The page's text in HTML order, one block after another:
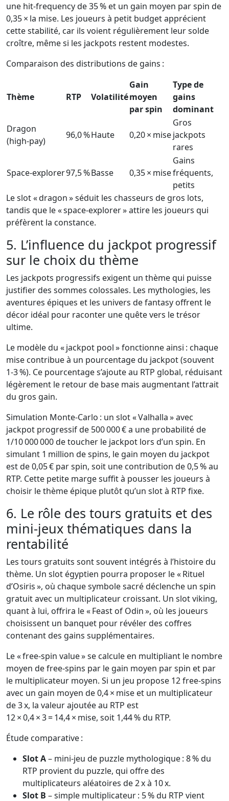
une hit‑frequency de 35 % et un gain moyen par spin de
0,35 × la mise. Les joueurs à petit budget apprécient
cette stabilité, car ils voient régulièrement leur solde
croître, même si les jackpots restent modestes.
Comparaison des distributions de gains :
Thème RTP Volatilité
Gain
moyen
par spin
Type de
gains
dominant
Dragon
(high‑pay)
96,0 %Haute 0,20 × mise
Gros
jackpots
rares
Space‑explorer97,5 %Basse 0,35 × mise
Gains
fréquents,
petits
Le slot « dragon » séduit les chasseurs de gros lots,
tandis que le « space‑explorer » attire les joueurs qui
préfèrent la constance.
5. L’influence du jackpot progressif
sur le choix du thème
Les jackpots progressifs exigent un thème qui puisse
justifier des sommes colossales. Les mythologies, les
aventures épiques et les univers de fantasy offrent le
décor idéal pour raconter une quête vers le trésor
ultime.
Le modèle du « jackpot pool » fonctionne ainsi : chaque
mise contribue à un pourcentage du jackpot (souvent
1‑3 %). Ce pourcentage s’ajoute au RTP global, réduisant
légèrement le retour de base mais augmentant l’attrait
du gros gain.
Simulation Monte‑Carlo : un slot « Valhalla » avec
jackpot progressif de 500 000 € a une probabilité de
1/10 000 000 de toucher le jackpot lors d’un spin. En
simulant 1 million de spins, le gain moyen du jackpot
est de 0,05 € par spin, soit une contribution de 0,5 % au
RTP. Cette petite marge suffit à pousser les joueurs à
choisir le thème épique plutôt qu’un slot à RTP fixe.
6. Le rôle des tours gratuits et des
mini‑jeux thématiques dans la
rentabilité
Les tours gratuits sont souvent intégrés à l’histoire du
thème. Un slot égyptien pourra proposer le « Rituel
d’Osiris », où chaque symbole sacré déclenche un spin
gratuit avec un multiplicateur croissant. Un slot viking,
quant à lui, offrira le « Feast of Odin », où les joueurs
choisissent un banquet pour révéler des coffres
contenant des gains supplémentaires.
Le « free‑spin value » se calcule en multipliant le nombre
moyen de free‑spins par le gain moyen par spin et par
le multiplicateur moyen. Si un jeu propose 12 free‑spins
avec un gain moyen de 0,4 × mise et un multiplicateur
de 3 x, la valeur ajoutée au RTP est
12 × 0,4 × 3 = 14,4 × mise, soit 1,44 % du RTP.
Étude comparative :
Slot A– mini‑jeu de puzzle mythologique : 8 % du
RTP provient du puzzle, qui offre des
multiplicateurs aléatoires de 2 x à 10 x.
Slot B – simple multiplicateur : 5 % du RTP vient